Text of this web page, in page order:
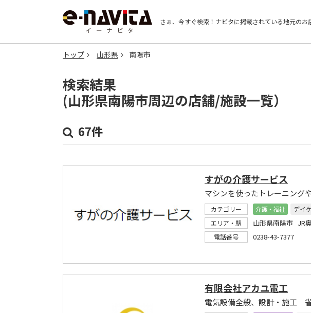
さぁ、今すぐ検索！ ナビタに掲載されている地元のお
トップ 山形県 南陽市
検索結果
(山形県南陽市周辺の店舗/施設一覧）
67件
すがの介護サービス
マシンを使ったトレーニング
カテゴリー 介護・福祉
デイ
エリア・駅
山形県南陽市 JR
電話番号 0238-43-7377
有限会社アカユ電工